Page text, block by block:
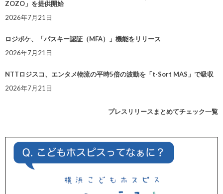
ZOZO」を提供開始
2026年7月21日
ロジポケ、「パスキー認証（MFA）」機能をリリース
2026年7月21日
NTTロジスコ、エンタメ物流の平時5倍の波動を「t-Sort MAS」で吸収
2026年7月21日
プレスリリースまとめてチェック一覧